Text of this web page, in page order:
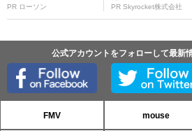
PR ローソン PR Skyrocket株式会社
公式アカウントをフォローして最新
FMV mouse